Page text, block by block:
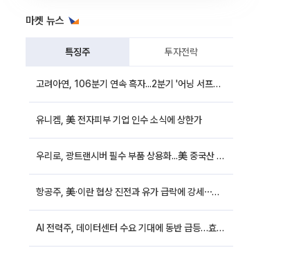
마켓 뉴스
특징주 투자전략
고려아연, 106분기 연속 흑자...2분기 '어닝 서프라이즈'에 장 초반 12%대 강세
유니켐, 美 전자피부 기업 인수 소식에 상한가
우리로, 광트랜시버 필수 부품 상용화...美 중국산 퇴출 추진에 상승세
항공주, 美·이란 협상 진전과 유가 급락에 강세⋯한진칼 8%↑
AI 전력주, 데이터센터 수요 기대에 동반 급등…효성중공업 10%↑